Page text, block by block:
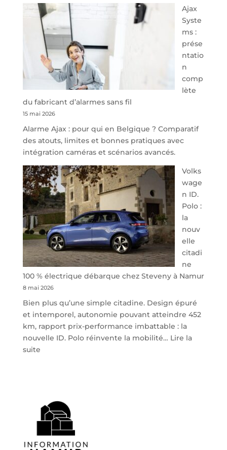
40
minutes
de
Namur,
Steveny
Park
redessine
de
parking
sécurisé
à
l’aéroport
de
Charleroi
Ajax
Syste
ms :
prése
ntatio
n
comp
lète
du fabricant d’alarmes sans fil
15 mai 2026
Alarme Ajax : pour qui en Belgique ? Comparatif
des atouts, limites et bonnes pratiques avec
intégration caméras et scénarios avancés.
Volks
wage
n ID.
Polo :
la
nouv
elle
citadi
ne
100 % électrique débarque chez Steveny à Namur
8 mai 2026
Bien plus qu’une simple citadine. Design épuré
et intemporel, autonomie pouvant atteindre 452
km, rapport prix-performance imbattable : la
nouvelle ID. Polo réinvente la mobilité… Lire la
suite:
la
nouvelle
citadine
100